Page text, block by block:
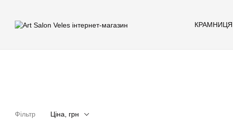
КРАМНИЦЯ
Фільтр Ціна, грн